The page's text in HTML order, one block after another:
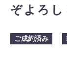
ぞよろ
ご成約済み